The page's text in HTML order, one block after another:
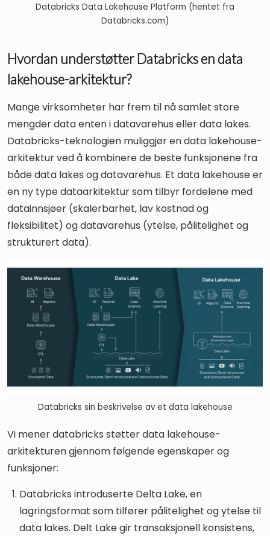
Databricks Data Lakehouse Platform (hentet fra
Databricks.com)
Hvordan understøtter Databricks en data
lakehouse-arkitektur?
Mange virksomheter har frem til nå samlet store
mengder data enten i datavarehus eller data lakes.
Databricks-teknologien muliggjør en data lakehouse-
arkitektur ved å kombinere de beste funksjonene fra
både data lakes og datavarehus. Et data lakehouse er
en ny type dataarkitektur som tilbyr fordelene med
datainnsjøer (skalerbarhet, lav kostnad og
fleksibilitet) og datavarehus (ytelse, pålitelighet og
strukturert data).
Databricks sin beskrivelse av et data lakehouse
Vi mener databricks støtter data lakehouse-
arkitekturen gjennom følgende egenskaper og
funksjoner:
Databricks introduserte Delta Lake, en
lagringsformat som tilfører pålitelighet og ytelse til
data lakes. Delt Lake gir transaksjonell konsistens,